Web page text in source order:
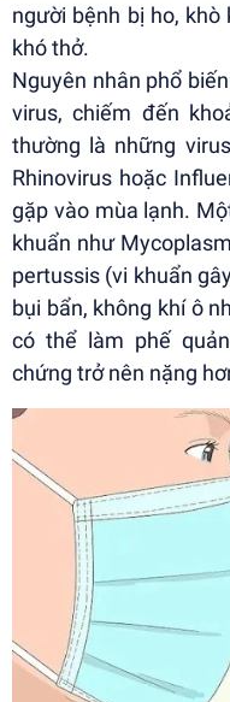
người bệnh bị ho,
khó thở.
Nguyên nhân phổ
virus, chiếm đến
thường là những
Rhinovirus hoặc
gặp vào mùa lạnh.
khuẩn như
pertussis (vi khuẩn
bụi bẩn, không khí ô
có thể làm phế
chứng trở nên nặng